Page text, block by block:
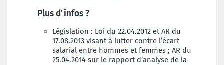
Plus d'infos ?
Législation : Loi du 22.04.2012 et AR du
17.08.2013 visant à lutter contre l’écart
salarial entre hommes et femmes ; AR du
25.04.2014 sur le rapport d’analyse de la